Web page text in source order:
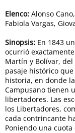
Elenco: Alonso
Fabiola Vargas,
Sinopsis: En 1843
ocurrió
Martín y Bolívar,
pasaje histórico
historia, en donde
Campusano tienen
libertadores. Las
los Libertadores,
cada contrincante
Poniendo una